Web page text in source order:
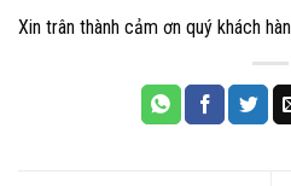
Xin trân thành cảm ơn quý khách